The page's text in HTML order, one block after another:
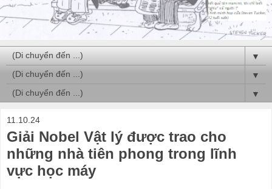
▼
▼
▼
11.10.24
Giải Nobel Vật lý được trao cho
những nhà tiên phong trong lĩnh
vực học máy